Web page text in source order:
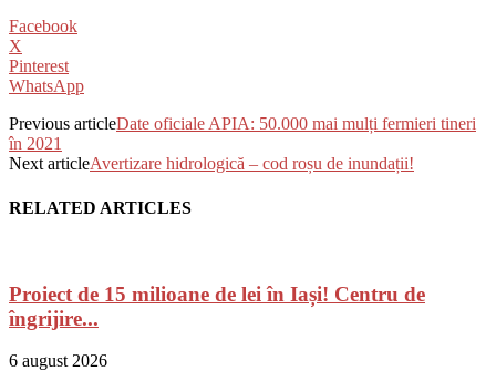
Facebook
X
Pinterest
WhatsApp
Previous articleDate oficiale APIA: 50.000 mai mulți fermieri tineri
în 2021
Next articleAvertizare hidrologică – cod roșu de inundații!
RELATED ARTICLES
Proiect de 15 milioane de lei în Iași! Centru de
îngrijire...
6 august 2026